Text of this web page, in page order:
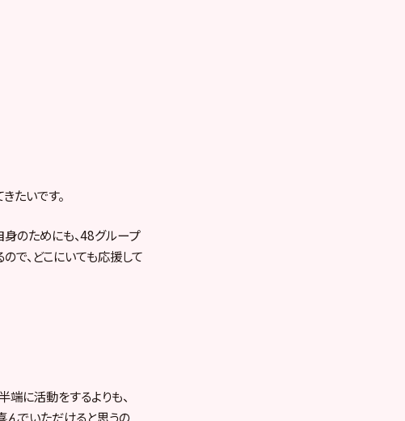
たいです。
身のためにも、48グループ
で、どこにいても応援して
端に活動をするよりも、
んでいただけると思うの